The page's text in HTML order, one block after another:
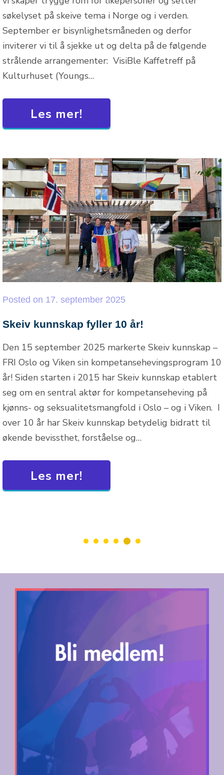
søkelyset på skeive tema i Norge og i verden.
September er bisynlighetsmåneden og derfor
inviterer vi til å sjekke ut og delta på de følgende
strålende arrangementer: VisiBle Kaffetreff på
Kulturhuset (Youngs…
Les mer!
Posted on 17. september 2025
Skeiv kunnskap fyller 10 år!
Den 15 september 2025 markerte Skeiv kunnskap –
FRI Oslo og Viken sin kompetansehevingsprogram 10
år! Siden starten i 2015 har Skeiv kunnskap etablert
seg om en sentral aktør for kompetanseheving på
kjønns- og seksualitetsmangfold i Oslo – og i Viken. I
over 10 år har Skeiv kunnskap betydelig bidratt til
økende bevissthet, forståelse og…
Les mer!